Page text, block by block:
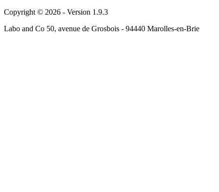
Copyright © 2026 - Version 1.9.3
Labo and Co 50, avenue de Grosbois - 94440 Marolles-en-Brie